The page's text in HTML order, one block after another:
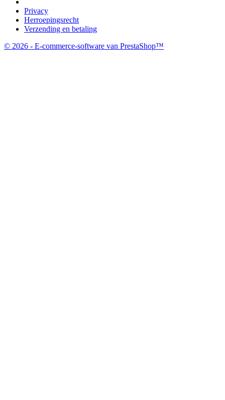
Privacy
Herroepingsrecht
Verzending en betaling
© 2026 - E-commerce-software van PrestaShop™